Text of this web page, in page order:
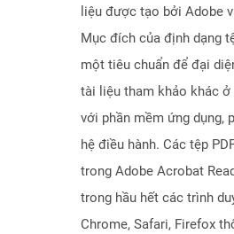
liệu được tạo bởi Adobe
Mục đích của định dạng
một tiêu chuẩn để đại
tài liệu tham khảo khác
với phần mềm ứng dụng,
hệ điều hành. Các tệp
trong Adobe Acrobat
trong hầu hết các trình
Chrome, Safari, Firefox